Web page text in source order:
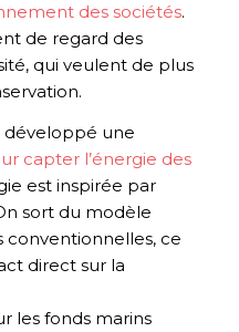
des sociétés.
de regard des
qui veulent de plus
une
capter l’énergie des
est inspirée par
sort du modèle
conventionnelles, ce
direct sur la
les fonds marins